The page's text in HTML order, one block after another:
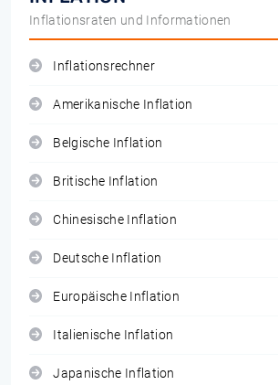
Inflationsraten und Informationen
Inflationsrechner
Amerikanische Inflation
Belgische Inflation
Britische Inflation
Chinesische Inflation
Deutsche Inflation
Europäische Inflation
Italienische Inflation
Japanische Inflation